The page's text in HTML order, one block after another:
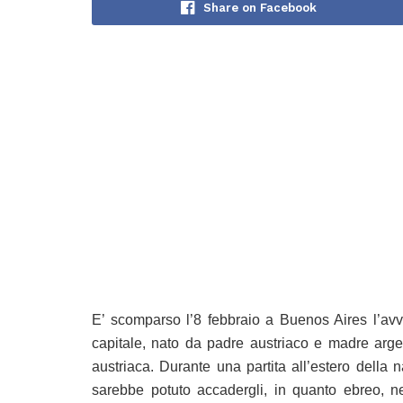
Share on Facebook
E’ scomparso l’8 febbraio a Buenos Aires
capitale, nato da padre austriaco e madre
austriaca. Durante una partita all’estero
sarebbe potuto accadergli, in quanto ebreo,